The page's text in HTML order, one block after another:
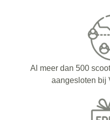
Al meer dan 500
aangesloten bij